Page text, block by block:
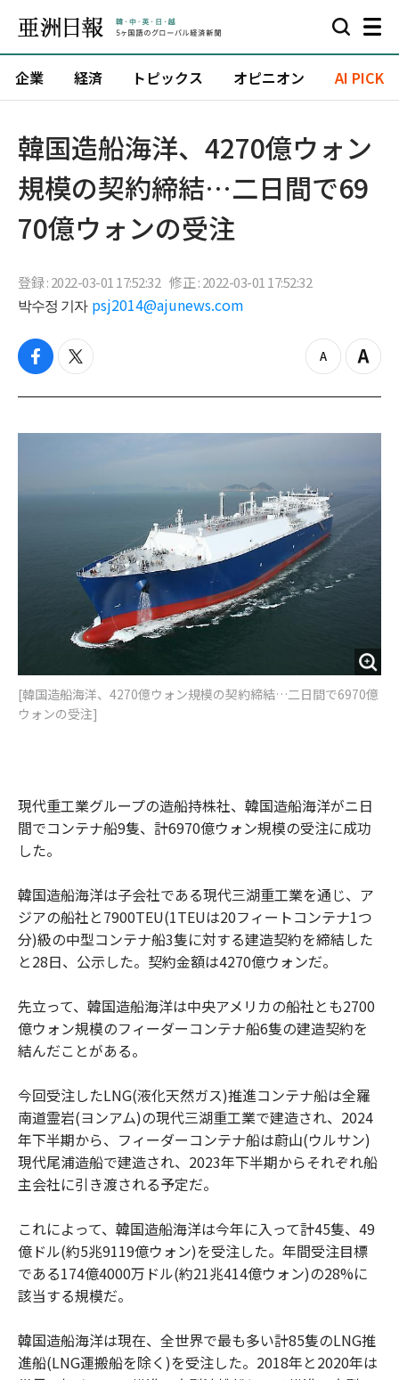
企業 経済 トピックス オピニオン AI PICK
韓国造船海洋、4270億ウォン
規模の契約締結…二日間で69
70億ウォンの受注
登録 : 2022-03-01 17:52:32 修正 : 2022-03-01 17:52:32
박수정 기자 psj2014@ajunews.com
f
c
b
t
i
t
z
o
o
Z
o
i
[韓国造船海洋、4270億ウォン規模の契約締結…二日間で6970億
ウォンの受注]
現代重工業グループの造船持株社、韓国造船海洋がニ日
間でコンテナ船9隻、計6970億ウォン規模の受注に成功
した。
韓国造船海洋は子会社である現代三湖重工業を通じ、ア
ジアの船社と7900TEU(1TEUは20フィートコンテナ1つ
分)級の中型コンテナ船3隻に対する建造契約を締結した
と28日、公示した。契約金額は4270億ウォンだ。
先立って、韓国造船海洋は中央アメリカの船社とも2700
億ウォン規模のフィーダーコンテナ船6隻の建造契約を
結んだことがある。
今回受注したLNG(液化天然ガス)推進コンテナ船は全羅
南道霊岩(ヨンアム)の現代三湖重工業で建造され、2024
年下半期から、フィーダーコンテナ船は蔚山(ウルサン)
現代尾浦造船で建造され、2023年下半期からそれぞれ船
主会社に引き渡される予定だ。
これによって、韓国造船海洋は今年に入って計45隻、49
億ドル(約5兆9119億ウォン)を受注した。年間受注目標
である174億4000万ドル(約21兆414億ウォン)の28%に
該当する規模だ。
韓国造船海洋は現在、全世界で最も多い計85隻のLNG推
進船(LNG運搬船を除く)を受注した。2018年と2020年は